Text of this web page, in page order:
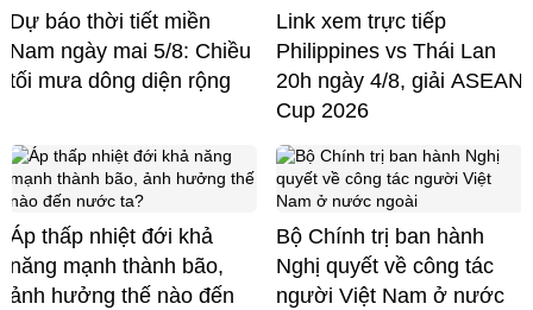
Dự báo thời tiết miền
Nam ngày mai 5/8: Chiều
tối mưa dông diện rộng
Link xem trực tiếp
Philippines vs Thái Lan
20h ngày 4/8, giải ASEAN
Cup 2026
Áp thấp nhiệt đới khả
năng mạnh thành bão,
ảnh hưởng thế nào đến
Bộ Chính trị ban hành
Nghị quyết về công tác
người Việt Nam ở nước